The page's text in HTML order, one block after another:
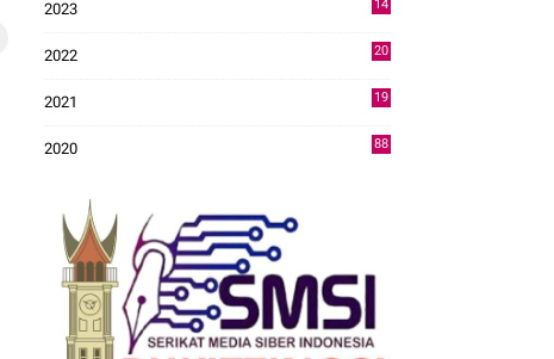
2023
14
2022
20
2021
19
2020
88